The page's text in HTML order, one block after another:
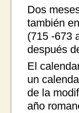
Dos
también
(715 -673
después
El
un
de la
año